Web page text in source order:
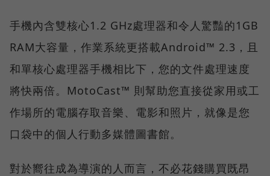
手機內含雙核心1.2 GHz處理器和令人驚豔的1GB
RAM大容量，作業系統更搭載Android™ 2.3，且
和單核心處理器手機相比下，您的文件處理速度
將快兩倍。MotoCast™ 則幫助您直接從家用或工
作場所的電腦存取音樂、電影和照片，就像是您
口袋中的個人行動多媒體圖書館。
對於嚮往成為導演的人而言，不必花錢購買既昂